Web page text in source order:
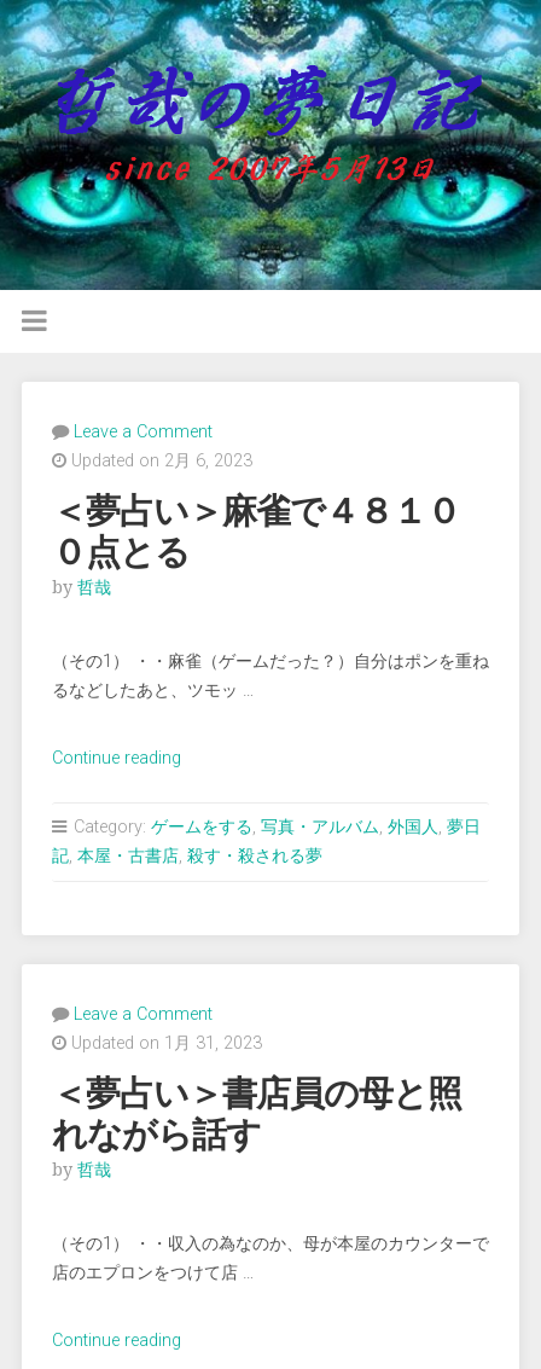
Leave a Comment
Updated on 2月 6, 2023
＜夢占い＞麻雀で４８１０
０点とる
by 哲哉
（その1） ・・麻雀（ゲームだった？）自分はポンを重ね
るなどしたあと、ツモッ …
Continue reading“＜
い
雀
で
８
１
０
点
Category: ゲームをする, 写真・アルバム, 外国人, 夢日
記, 本屋・古書店, 殺す・殺される夢
Leave a Comment
Updated on 1月 31, 2023
＜夢占い＞書店員の母と照
れながら話す
by 哲哉
（その1） ・・収入の為なのか、母が本屋のカウンターで
店のエプロンをつけて店 …
Continue reading“＜